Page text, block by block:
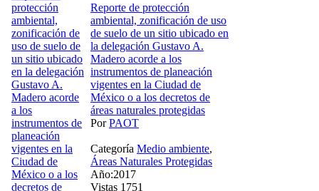
Reporte de protección
ambiental, zonificación de uso
de suelo de un sitio ubicado en
la delegación Gustavo A.
Madero acorde a los
instrumentos de planeación
vigentes en la Ciudad de
México o a los decretos de
áreas naturales protegidas
PorPAOT
Categoría Medio ambiente,
Áreas Naturales Protegidas
Año:2017
Vistas 1751